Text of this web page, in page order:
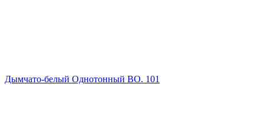
Дымчато-белый Однотонный ВО. 101